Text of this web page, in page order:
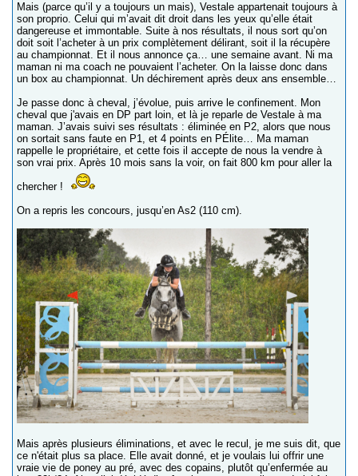
Mais (parce qu’il y a toujours un mais), Vestale appartenait toujours à
son proprio. Celui qui m’avait dit droit dans les yeux qu’elle était
dangereuse et immontable. Suite à nos résultats, il nous sort qu’on
doit soit l’acheter à un prix complètement délirant, soit il la récupère
au championnat. Et il nous annonce ça… une semaine avant. Ni ma
maman ni ma coach ne pouvaient l’acheter. On la laisse donc dans
un box au championnat. Un déchirement après deux ans ensemble…
Je passe donc à cheval, j’évolue, puis arrive le confinement. Mon
cheval que j'avais en DP part loin, et là je reparle de Vestale à ma
maman. J’avais suivi ses résultats : éliminée en P2, alors que nous
on sortait sans faute en P1, et 4 points en PÉlite… Ma maman
rappelle le propriétaire, et cette fois il accepte de nous la vendre à
son vrai prix. Après 10 mois sans la voir, on fait 800 km pour aller la
chercher !
On a repris les concours, jusqu’en As2 (110 cm).
Mais après plusieurs éliminations, et avec le recul, je me suis dit, que
ce n'était plus sa place. Elle avait donné, et je voulais lui offrir une
vraie vie de poney au pré, avec des copains, plutôt qu’enfermée au